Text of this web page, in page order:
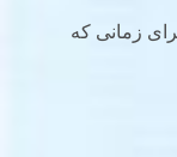
زمانی که